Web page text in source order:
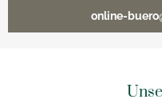
online-